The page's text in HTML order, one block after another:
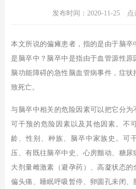
发布时间：2020-11-25 点
本文所说的偏瘫患者，指的是由于脑卒
是脑卒中？脑卒中是指由于血管源性
脑功能障碍的急性脑血管病事件，症状
致死亡。
与脑卒中相关的危险因素可以把它分为
可干预的危险因素以及其他因素。不
龄、性别、种族、脑卒中家族史。可
压、有既往脑卒中史、心房颤动、糖尿
大剂量雌激素（避孕药）、高凝状态的
偏头痛、睡眠呼吸暂停、卵圆孔未闭